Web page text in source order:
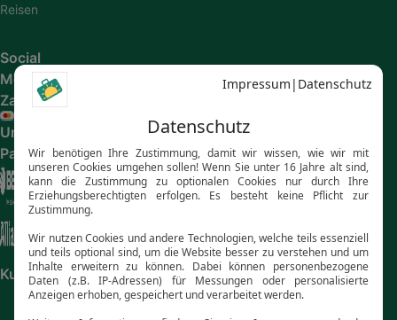
Reisen
Social
Media
Zahlungsarten
Unsere
Partner
Kundenbewertungen